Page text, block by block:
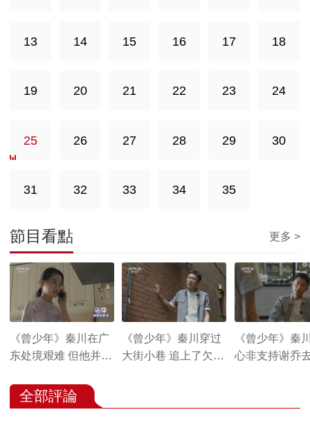
13 14 15 16 17 18
19 20 21 22 23 24
25 26 27 28 29 30
31 32 33 34 35
節目看點 更多 >
《曾少年》秦川在广
东处境艰难 但他并没
《曾少年》秦川穿过
大街小巷 追上了欠债
《曾少年》秦
心非支持谢乔
全部評論